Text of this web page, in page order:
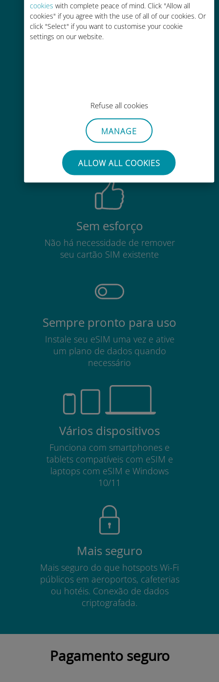
cookies with complete peace of mind. Click "Allow all
cookies" if you agree with the use of all of our cookies. Or
click "Select" if you want to customise your cookie
settings on our website.
Refuse all cookies
MANAGE
ALLOW ALL COOKIES
Custo-benefício
Até 90% mais barato do que as
tarifas de roaming de sua
Fácil recarga
Em qualquer lugar por meio do
aplicativo Ubigi, mesmo sem Wi-Fi
ou dados restantes
Sem esforço
Não há necessidade de remover
seu cartão SIM existente
Sempre pronto para uso
Instale seu eSIM uma vez e ative
um plano de dados quando
necessário
Vários dispositivos
Funciona com smartphones e
tablets compatíveis com eSIM e
laptops com eSIM e Windows
10/11
Mais seguro
Mais seguro do que hotspots Wi-Fi
públicos em aeroportos, cafeterias
ou hotéis. Conexão de dados
criptografada.
Pagamento seguro